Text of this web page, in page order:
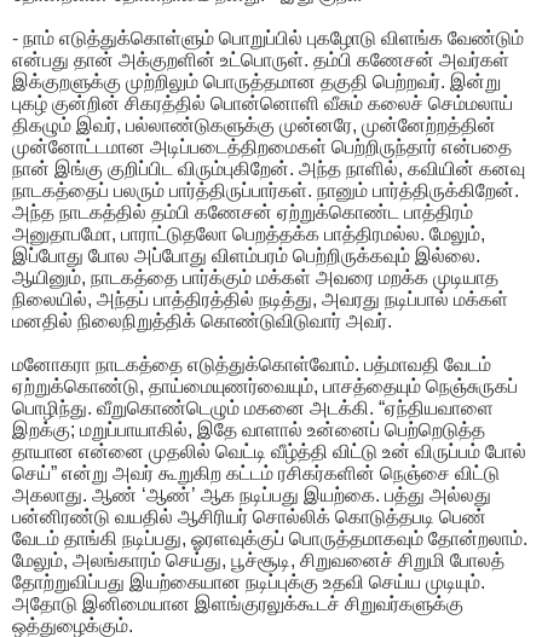
- நாம் எடுத்துக்கொள்ளும் பொறுப்பில் புகழோடு விளங்க வேண்டும்
என்பது தான் அக்குறளின் உட்பொருள். தம்பி கணேசன் அவர்கள்
இக்குறளுக்கு முற்றிலும் பொருத்தமான தகுதி பெற்றவர். இன்று
புகழ் குன்றின் சிகரத்தில் பொன்னொளி வீசும் கலைச் செம்மலாய்
திகழும் இவர், பல்லாண்டுகளுக்கு முன்னரே, முன்னேற்றத்தின்
முன்னோட்டமான அடிப்படைத்திறமைகள் பெற்றிருந்தார் என்பதை
நான் இங்கு குறிப்பிட விரும்புகிறேன். அந்த நாளில், கவியின் கனவு
நாடகத்தைப் பலரும் பார்த்திருப்பார்கள். நானும் பார்த்திருக்கிறேன்.
அந்த நாடகத்தில் தம்பி கணேசன் ஏற்றுக்கொண்ட பாத்திரம்
அனுதாபமோ, பாராட்டுதலோ பெறத்தக்க பாத்திரமல்ல. மேலும்,
இப்போது போல அப்போது விளம்பரம் பெற்றிருக்கவும் இல்லை.
ஆயினும், நாடகத்தை பார்க்கும் மக்கள் அவரை மறக்க முடியாத
நிலையில், அந்தப் பாத்திரத்தில் நடித்து, அவரது நடிப்பால் மக்கள்
மனதில் நிலைநிறுத்திக் கொண்டுவிடுவார் அவர்.
மனோகரா நாடகத்தை எடுத்துக்கொள்வோம். பத்மாவதி வேடம்
ஏற்றுக்கொண்டு, தாய்மையுணர்வையும், பாசத்தையும் நெஞ்சுருகப்
பொழிந்து. வீறுகொண்டெழும் மகனை அடக்கி. “ஏந்தியவாளை
இறக்கு; மறுப்பாயாகில், இதே வாளால் உன்னைப் பெற்றெடுத்த
தாயான என்னை முதலில் வெட்டி வீழ்த்தி விட்டு உன் விருப்பம் போல்
செய்” என்று அவர் கூறுகிற கட்டம் ரசிகர்களின் நெஞ்சை விட்டு
அகலாது. ஆண் ‘ஆண்’ ஆக நடிப்பது இயற்கை. பத்து அல்லது
பன்னிரண்டு வயதில் ஆசிரியர் சொல்லிக் கொடுத்தபடி பெண்
வேடம் தாங்கி நடிப்பது, ஓரளவுக்குப் பொருத்தமாகவும் தோன்றலாம்.
மேலும், அலங்காரம் செய்து, பூச்சூடி, சிறுவனைச் சிறுமி போலத்
தோற்றுவிப்பது இயற்கையான நடிப்புக்கு உதவி செய்ய முடியும்.
அதோடு இனிமையான இளங்குரலுக்கூடச் சிறுவர்களுக்கு
ஒத்துழைக்கும்.